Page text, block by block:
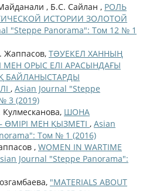
, Б.С. Сайлан , РОЛЬ
ИСТОРИИ ЗОЛОТОЙ
"Steppe Panorama": Том 12 № 1
Жаппасов, ТƏУЕКЕЛ ХАННЫҢ
МЕН ОРЫС ЕЛІ АРАСЫНДАҒЫ
БАЙЛАНЫСТАРДЫ
, Asian Journal "Steppe
3 (2019)
ШОНА
МЕН ҚЫЗМЕТІ , Asian
Том № 1 (2016)
, WOMEN IN WARTIME
Journal "Steppe Panorama":
"MATERIALS ABOUT